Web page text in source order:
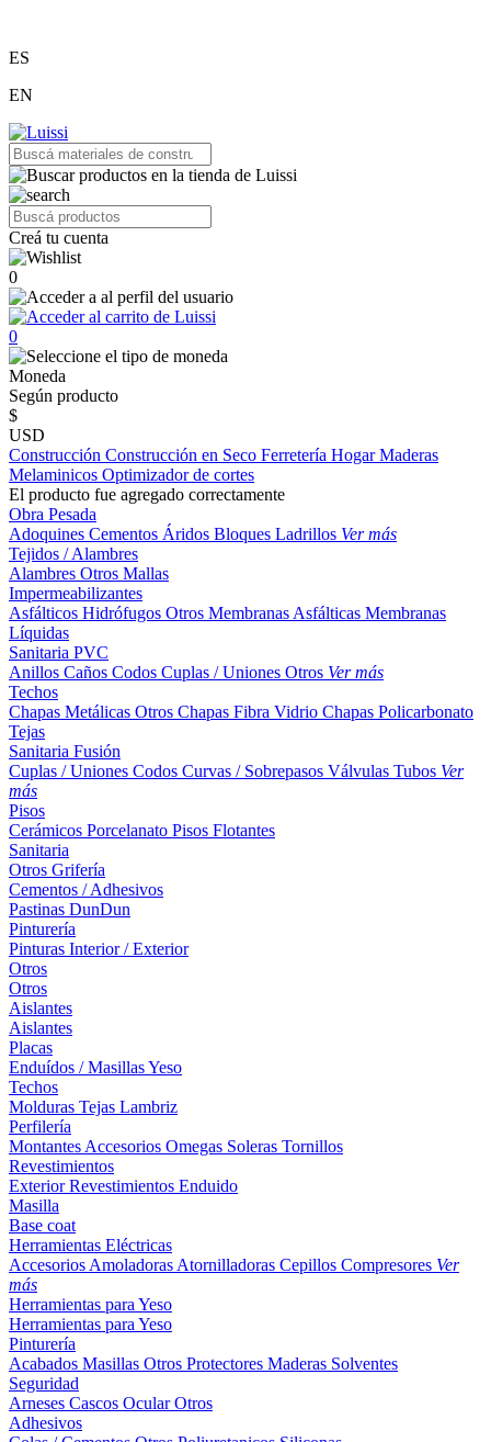
ES
EN
Creá tu cuenta
0
0
Moneda
Según producto
$
USD
Construcción Construcción en Seco Ferretería HogarMaderas
Melaminicos Optimizador de cortes
El producto fue agregado correctamente
Obra Pesada
Adoquines Cementos Áridos Bloques Ladrillos Ver más
Tejidos / Alambres
Alambres Otros Mallas
Impermeabilizantes
Asfálticos Hidrófugos Otros Membranas Asfálticas Membranas
Líquidas
Sanitaria PVC
Anillos Caños Codos Cuplas / Uniones Otros Ver más
Techos
Chapas Metálicas Otros Chapas Fibra Vidrio Chapas Policarbonato
Tejas
Sanitaria Fusión
Cuplas / Uniones Codos Curvas / Sobrepasos Válvulas Tubos Ver
más
Pisos
Cerámicos Porcelanato Pisos Flotantes
Sanitaria
Otros Grifería
Cementos / Adhesivos
Pastinas DunDun
Pinturería
Pinturas Interior / Exterior
Otros
Otros
Aislantes
Aislantes
Placas
Enduídos / MasillasYeso
Techos
Molduras Tejas Lambriz
Perfilería
Montantes Accesorios Omegas Soleras Tornillos
Revestimientos
ExteriorRevestimientos Enduido
Masilla
Base coat
Herramientas Eléctricas
Accesorios Amoladoras Atornilladoras Cepillos Compresores Ver
más
Herramientas para Yeso
Herramientas para Yeso
Pinturería
Acabados Masillas Otros Protectores Maderas Solventes
Seguridad
Arneses Cascos OcularOtros
Adhesivos